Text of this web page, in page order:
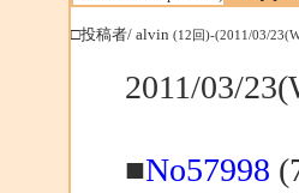
□投稿者/ alvin (12回)-(2011/03/
2011/03/
■No57998